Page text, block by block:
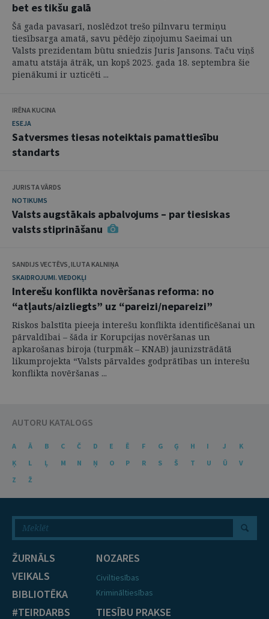
bet es tikšu galā
Šā gada pavasarī, noslēdzot trešo pilnvaru termiņu
tiesībsarga amatā, savu pēdējo ziņojumu Saeimai un
Valsts prezidentam būtu sniedzis Juris Jansons. Taču viņš
amatu atstāja ātrāk, un kopš 2025. gada 18. septembra šie
pienākumi ir uzticēti ...
IRĒNA KUCINA
ESEJA
Satversmes tiesas noteiktais pamattiesību
standarts
JURISTA VĀRDS
NOTIKUMS
Valsts augstākais apbalvojums – par tiesiskas
valsts stiprināšanu
SANDIJS VECTĒVS, ILUTA KALNIŅA
SKAIDROJUMI. VIEDOKĻI
Interešu konflikta novēršanas reforma: no
“atļauts/aizliegts” uz “pareizi/nepareizi”
Riskos balstīta pieeja interešu konflikta identificēšanai un
pārvaldībai – šāda ir Korupcijas novēršanas un
apkarošanas biroja (turpmāk – KNAB) jaunizstrādātā
likumprojekta “Valsts pārvaldes godprātības un interešu
konflikta novēršanas ...
AUTORU KATALOGS
A Ā B C Č D E Ē F G Ģ H I J
K
Ķ
L Ļ M N Ņ O P R S Š T U Ū
V
Z
Ž
ŽURNĀLS
VEIKALS
BIBLIOTĒKA
#TEIRDARBS
NOZARES
Civiltiesības
Krimināltiesības
TIESĪBU PRAKSE